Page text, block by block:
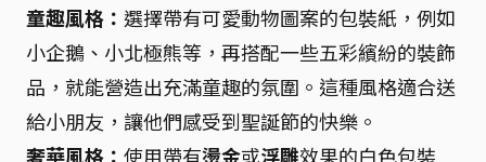
童趣風格： 選擇帶有可愛動物圖案的包裝紙，例如
小企鵝、小北極熊等，再搭配一些五彩繽紛的裝飾
品，就能營造出充滿童趣的氛圍。這種風格適合送
給小朋友，讓他們感受到聖誕節的快樂。
奢華風格： 使用帶有燙金或浮雕效果的白色包裝